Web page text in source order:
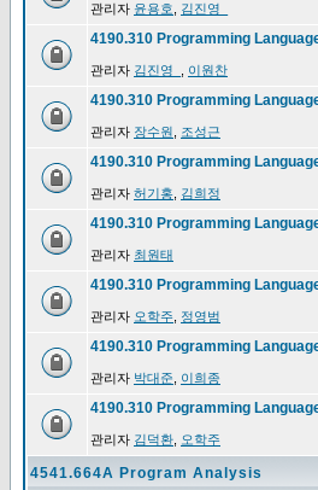
관리자 윤용호 김진영_
4190.310 Programming
관리자 김진영_ 이원찬
4190.310 Programming
관리자 장수원 조성근
4190.310 Programming
관리자 허기홍 김희정
4190.310 Programming
관리자 최원태
4190.310 Programming
관리자 오학주 정영범
4190.310 Programming
관리자 박대준 이희종
4190.310 Programming
관리자 김덕환 오학주
4541.664A Program Analysis